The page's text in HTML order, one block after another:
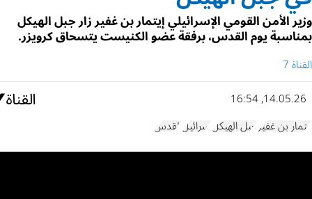
وزير الأمن القومي الإسرائيلي إيتمار بن غفير زار جبل الهيكل
بمناسبة يوم القدس، برفقة عضو الكنيست يتسحاق كرويزر.
القناة 7
14.05.26, 16:54
إيتمار بن غفيرجبل الهيكل إسرائيلالقدس